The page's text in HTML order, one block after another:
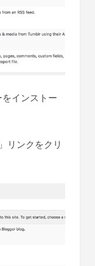
インストー
リンクをクリ